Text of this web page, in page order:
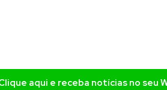
aqui e receba notícias no seu